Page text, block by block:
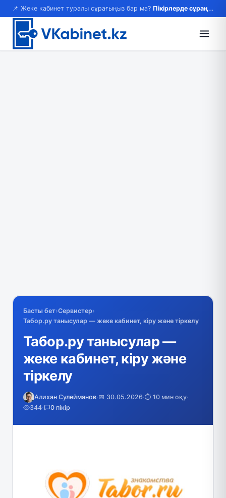
📌 Жеке кабинет туралы сұрағыңыз бар ма? Пікірлерде сұраңыз — жауап береміз!
Басты бет›Сервистер›
Табор.ру танысулар — жеке кабинет, кіру және тіркелу
Табор.ру танысулар —
жеке кабинет, кіру және
тіркелу
Алихан Сулейманов·📅 30.05.2026·⏱️ 10 мин оқу·
344· 0 пікір